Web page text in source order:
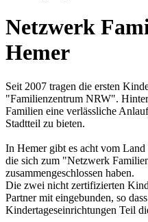
Netzwerk
Hemer
Seit 2007 tragen die ersten
"Familienzentrum NRW".
Familien eine verlässliche
Stadtteil zu bieten.
In Hemer gibt es acht vom
die sich zum "Netzwerk
zusammengeschlossen haben.
Die zwei nicht zertifizierten
Partner mit eingebunden, so
Kindertageseinrichtungen Teil